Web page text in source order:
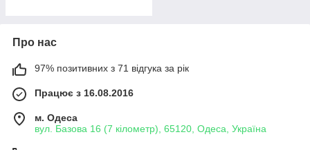
Про нас
97% позитивних з 71 відгука за рік
Працює з 16.08.2016
м. Одеса
вул. Базова 16 (7 кілометр), 65120, Одеса, Україна